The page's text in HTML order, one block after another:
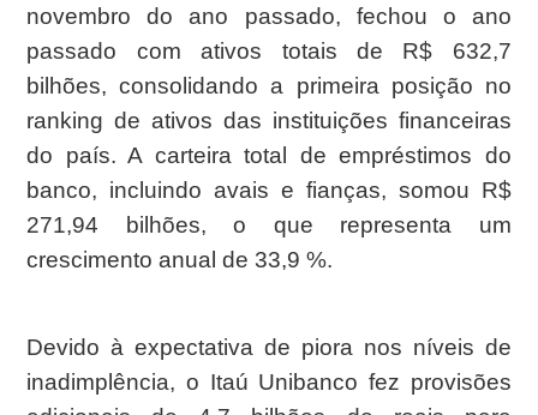
novembro do ano passado, fechou o ano
passado com ativos totais de R$ 632,7
bilhões, consolidando a primeira posição no
ranking de ativos das instituições financeiras
do país. A carteira total de empréstimos do
banco, incluindo avais e fianças, somou R$
271,94 bilhões, o que representa um
crescimento anual de 33,9 %.
Devido à expectativa de piora nos níveis de
inadimplência, o Itaú Unibanco fez provisões